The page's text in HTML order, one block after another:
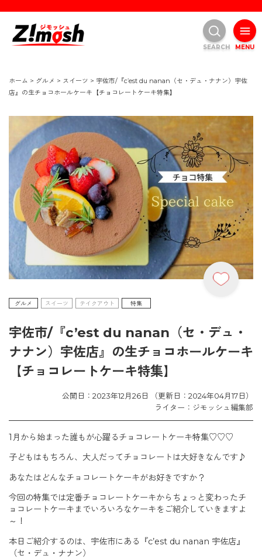
ホーム > グルメ > スイーツ > 宇佐市/『c’est du nanan（セ・デュ・ナナン）宇佐
店』の生チョコホールケーキ【チョコレートケーキ特集】
グルメ スイーツ テイクアウト 特集
宇佐市/『c’est du nanan（セ・デュ・
ナナン）宇佐店』の生チョコホールケーキ
【チョコレートケーキ特集】
公開日：2023年12月26日 （更新日：2024年04月17日）
ライター：ジモッシュ編集部
1月から始まった誰もが心躍るチョコレートケーキ特集♡♡♡
子どもはもちろん、大人だってチョコレートは大好きなんです♪
あなたはどんなチョコレートケーキがお好きですか？
今回の特集では定番チョコレートケーキからちょっと変わったチ
ョコレートケーキまでいろいろなケーキをご紹介していきますよ
～！
本日ご紹介するのは、宇佐市にある『c’est du nanan 宇佐店』
（セ・デュ・ナナン）
MENU
SEARCH